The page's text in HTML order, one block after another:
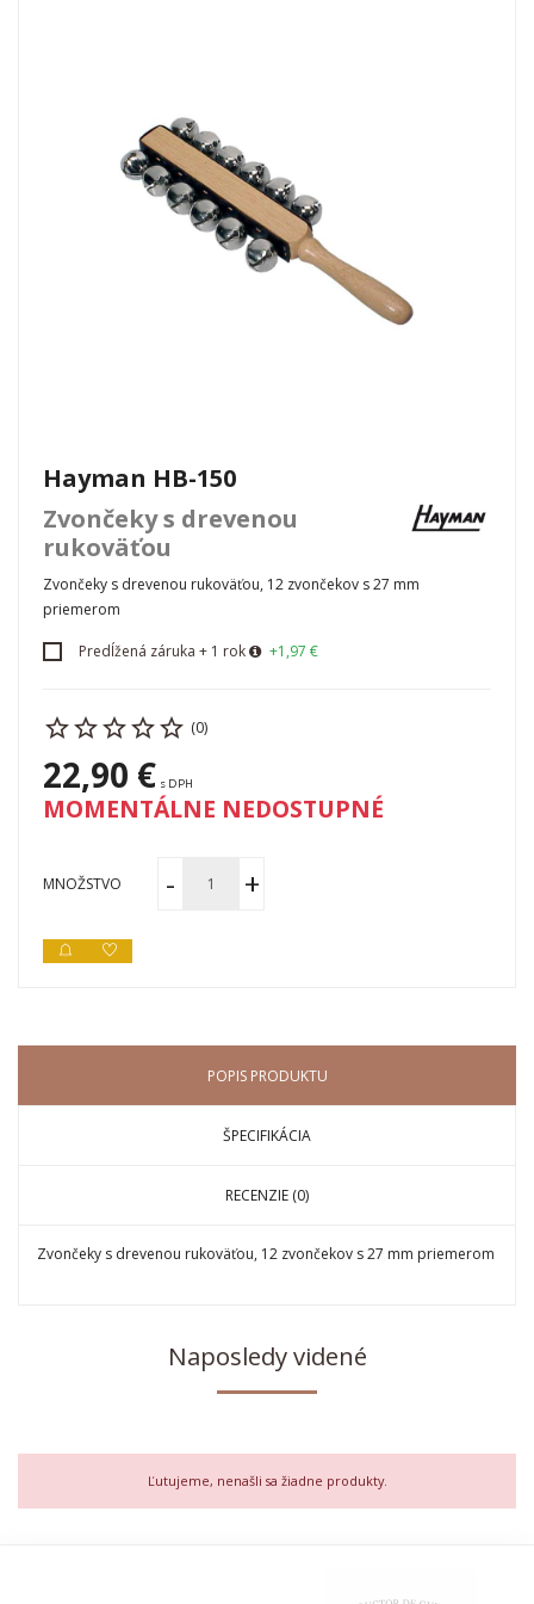
Hayman HB-150
Zvončeky s drevenou
rukoväťou
Zvončeky s drevenou rukoväťou, 12 zvončekov s 27 mm
priemerom
Predĺžená záruka + 1 rok +1,97 €
(0)
22,90 € s DPH
MOMENTÁLNE NEDOSTUPNÉ
MNOŽSTVO
POPIS PRODUKTU
ŠPECIFIKÁCIA
RECENZIE (0)
Zvončeky s drevenou rukoväťou, 12 zvončekov s 27 mm priemerom
Naposledy videné
Ľutujeme, nenašli sa žiadne produkty.